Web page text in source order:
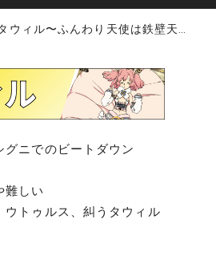
ウィル〜ふんわり天使は鉄壁天使？
ニでのビートダウン
難しい
ウトゥルス、糾うタウィル